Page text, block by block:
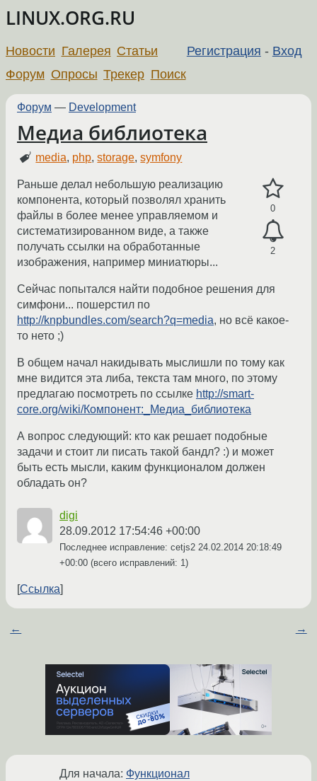
LINUX.ORG.RU
Регистрация - Вход
Новости Галерея Статьи
Форум Опросы Трекер Поиск
Форум — Development
Медиа библиотека
media, php,storage,symfony
0
2
Раньше делал небольшую реализацию
компонента, который позволял хранить
файлы в более менее управляемом и
систематизированном виде, а также
получать ссылки на обработанные
изображения, например миниатюры...
Сейчас попытался найти подобное решения для
симфони... пошерстил по
http://knpbundles.com/search?q=media, но всё какое-
то нето ;)
В общем начал накидывать мыслишли по тому как
мне видится эта либа, текста там много, по этому
предлагаю посмотреть по ссылке http://smart-
core.org/wiki/Компонент:_Медиа_библиотека
А вопрос следующий: кто как решает подобные
задачи и стоит ли писать такой бандл? :) и может
быть есть мысли, каким функционалом должен
обладать он?
digi
28.09.2012 17:54:46 +00:00
Последнее исправление: cetjs2 24.02.2014 20:18:49
+00:00 (всего исправлений: 1)
Ссылка
← →
Для начала: Функционал